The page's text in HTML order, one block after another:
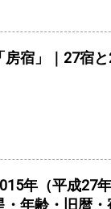
房宿」｜27宿
年（平成27
・年齢・旧暦・